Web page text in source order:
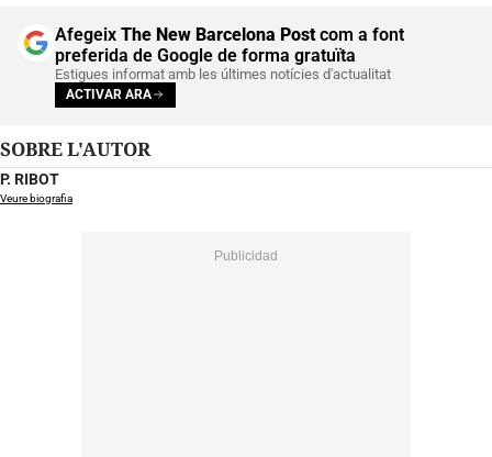
Afegeix The New Barcelona Postcom a font
preferida de Google de forma gratuïta
Estigues informat amb les últimes notícies d'actualitat
ACTIVAR ARA
SOBRE L'AUTOR
P. RIBOT
Veure biografia